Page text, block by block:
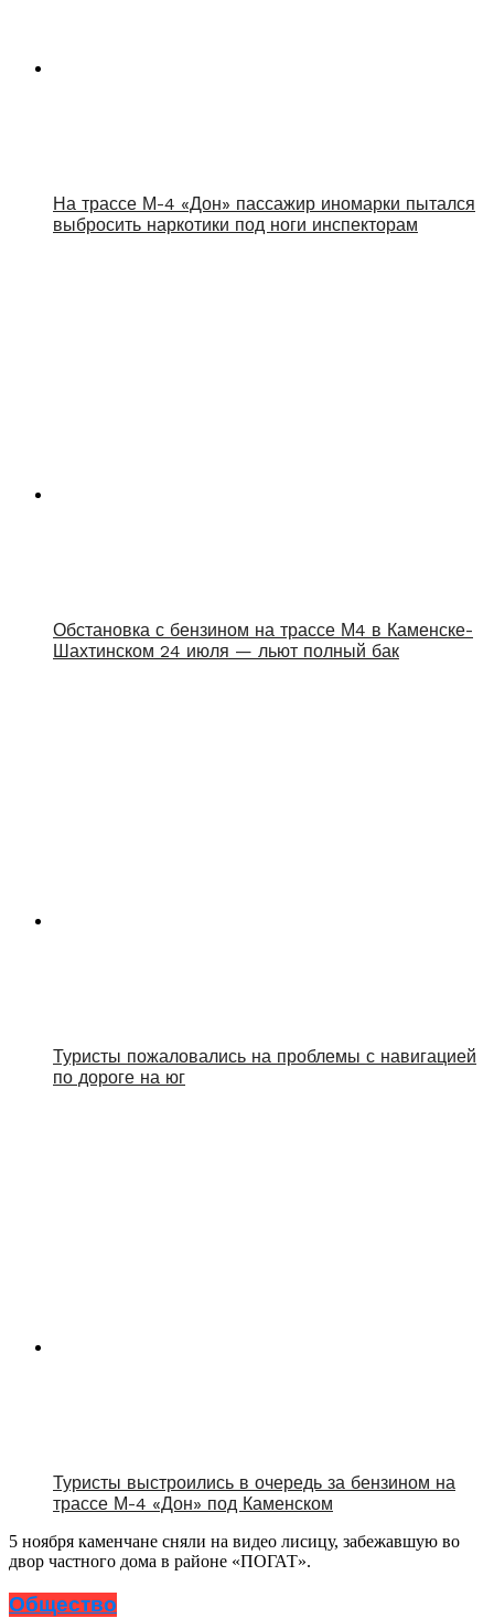
На трассе М-4 «Дон» пассажир иномарки пытался
выбросить наркотики под ноги инспекторам
Обстановка с бензином на трассе М4 в Каменске-
Шахтинском 24 июля — льют полный бак
Туристы пожаловались на проблемы с навигацией
по дороге на юг
Туристы выстроились в очередь за бензином на
трассе М-4 «Дон» под Каменском
5 ноября каменчане сняли на видео лисицу, забежавшую во
двор частного дома в районе «ПОГАТ».
Общество